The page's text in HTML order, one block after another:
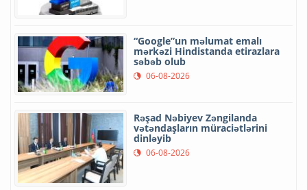
“Google”un məlumat emalı
mərkəzi Hindistanda etirazlara
səbəb olub
06-08-2026
Rəşad Nəbiyev Zəngilanda
vətəndaşların müraciətlərini
dinləyib
06-08-2026